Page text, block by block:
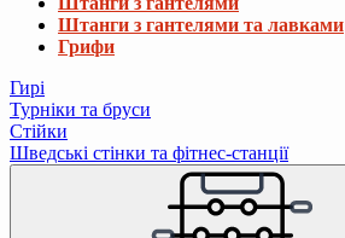
Штанги з гантелями та лавками
Грифи
Гирі
Турніки та бруси
Стійки
Шведські стінки та фітнес-станції